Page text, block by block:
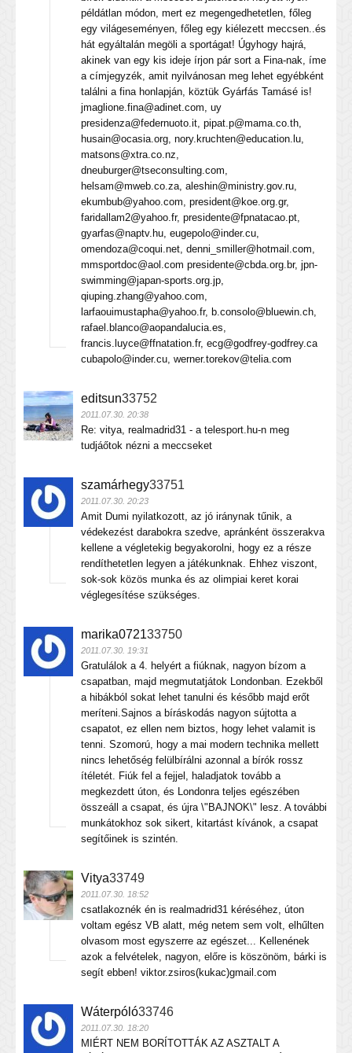
példátlan módon, mert ez megengedhetetlen, főleg
egy világeseményen, főleg egy kiélezett meccsen..és
hát egyáltalán megöli a sportágat! Úgyhogy hajrá,
akinek van egy kis ideje írjon pár sort a Fina-nak, íme
a címjegyzék, amit nyilvánosan meg lehet egyébként
találni a fina honlapján, köztük Gyárfás Tamásé is!
jmaglione.fina@adinet.com, uy
presidenza@federnuoto.it, pipat.p@mama.co.th,
husain@ocasia.org, nory.kruchten@education.lu,
matsons@xtra.co.nz,
dneuburger@tseconsulting.com,
helsam@mweb.co.za, aleshin@ministry.gov.ru,
ekumbub@yahoo.com, president@koe.org.gr,
faridallam2@yahoo.fr, presidente@fpnatacao.pt,
gyarfas@naptv.hu, eugepolo@inder.cu,
omendoza@coqui.net, denni_smiller@hotmail.com,
mmsportdoc@aol.com presidente@cbda.org.br, jpn-
swimming@japan-sports.org.jp,
qiuping.zhang@yahoo.com,
larfaouimustapha@yahoo.fr, b.consolo@bluewin.ch,
rafael.blanco@aopandalucia.es,
francis.luyce@ffnatation.fr, ecg@godfrey-godfrey.ca
cubapolo@inder.cu, werner.torekov@telia.com
editsun33752
2011.07.30. 20:38
Re: vitya, realmadrid31 - a telesport.hu-n meg
tudjáőtok nézni a meccseket
szamárhegy33751
2011.07.30. 20:23
Amit Dumi nyilatkozott, az jó iránynak tűnik, a
védekezést darabokra szedve, apránként összerakva
kellene a végletekig begyakorolni, hogy ez a része
rendíthetetlen legyen a játékunknak. Ehhez viszont,
sok-sok közös munka és az olimpiai keret korai
véglegesítése szükséges.
marika072133750
2011.07.30. 19:31
Gratulálok a 4. helyért a fiúknak, nagyon bízom a
csapatban, majd megmutatjátok Londonban. Ezekből
a hibákból sokat lehet tanulni és később majd erőt
meríteni.Sajnos a bíráskodás nagyon sújtotta a
csapatot, ez ellen nem biztos, hogy lehet valamit is
tenni. Szomorú, hogy a mai modern technika mellett
nincs lehetőség felülbírálni azonnal a bírók rossz
ítéletét. Fiúk fel a fejjel, haladjatok tovább a
megkezdett úton, és Londonra teljes egészében
összeáll a csapat, és újra \"BAJNOK\" lesz. A további
munkátokhoz sok sikert, kitartást kívánok, a csapat
segítőinek is szintén.
Vitya33749
2011.07.30. 18:52
csatlakoznék én is realmadrid31 kéréséhez, úton
voltam egész VB alatt, még netem sem volt, elhűlten
olvasom most egyszerre az egészet... Kellenének
azok a felvételek, nagyon, előre is köszönöm, bárki is
segít ebben! viktor.zsiros(kukac)gmail.com
Wáterpóló33746
2011.07.30. 18:20
MIÉRT NEM BORÍTOTTÁK AZ ASZTALT A